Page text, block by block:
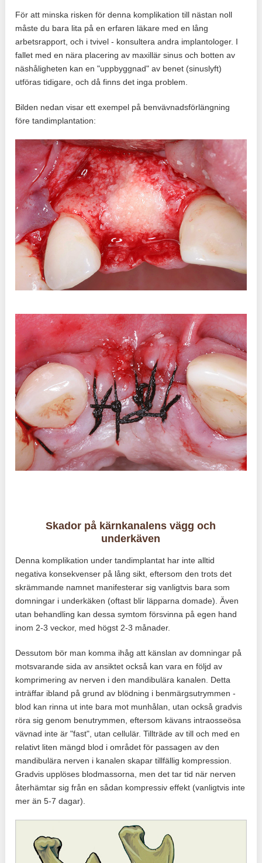
För att minska risken för denna komplikation till nästan noll
måste du bara lita på en erfaren läkare med en lång
arbetsrapport, och i tvivel - konsultera andra implantologer. I
fallet med en nära placering av maxillär sinus och botten av
näshåligheten kan en "uppbyggnad" av benet (sinuslyft)
utföras tidigare, och då finns det inga problem.
Bilden nedan visar ett exempel på benvävnadsförlängning
före tandimplantation:
Skador på kärnkanalens vägg och
underkäven
Denna komplikation under tandimplantat har inte alltid
negativa konsekvenser på lång sikt, eftersom den trots det
skrämmande namnet manifesterar sig vanligtvis bara som
domningar i underkäken (oftast blir läpparna domade). Även
utan behandling kan dessa symtom försvinna på egen hand
inom 2-3 veckor, med högst 2-3 månader.
Dessutom bör man komma ihåg att känslan av domningar på
motsvarande sida av ansiktet också kan vara en följd av
komprimering av nerven i den mandibulära kanalen. Detta
inträffar ibland på grund av blödning i benmärgsutrymmen -
blod kan rinna ut inte bara mot munhålan, utan också gradvis
röra sig genom benutrymmen, eftersom kävans intraosseösa
vävnad inte är "fast", utan cellulär. Tillträde av till och med en
relativt liten mängd blod i området för passagen av den
mandibulära nerven i kanalen skapar tillfällig kompression.
Gradvis upplöses blodmassorna, men det tar tid när nerven
återhämtar sig från en sådan kompressiv effekt (vanligtvis inte
mer än 5-7 dagar).